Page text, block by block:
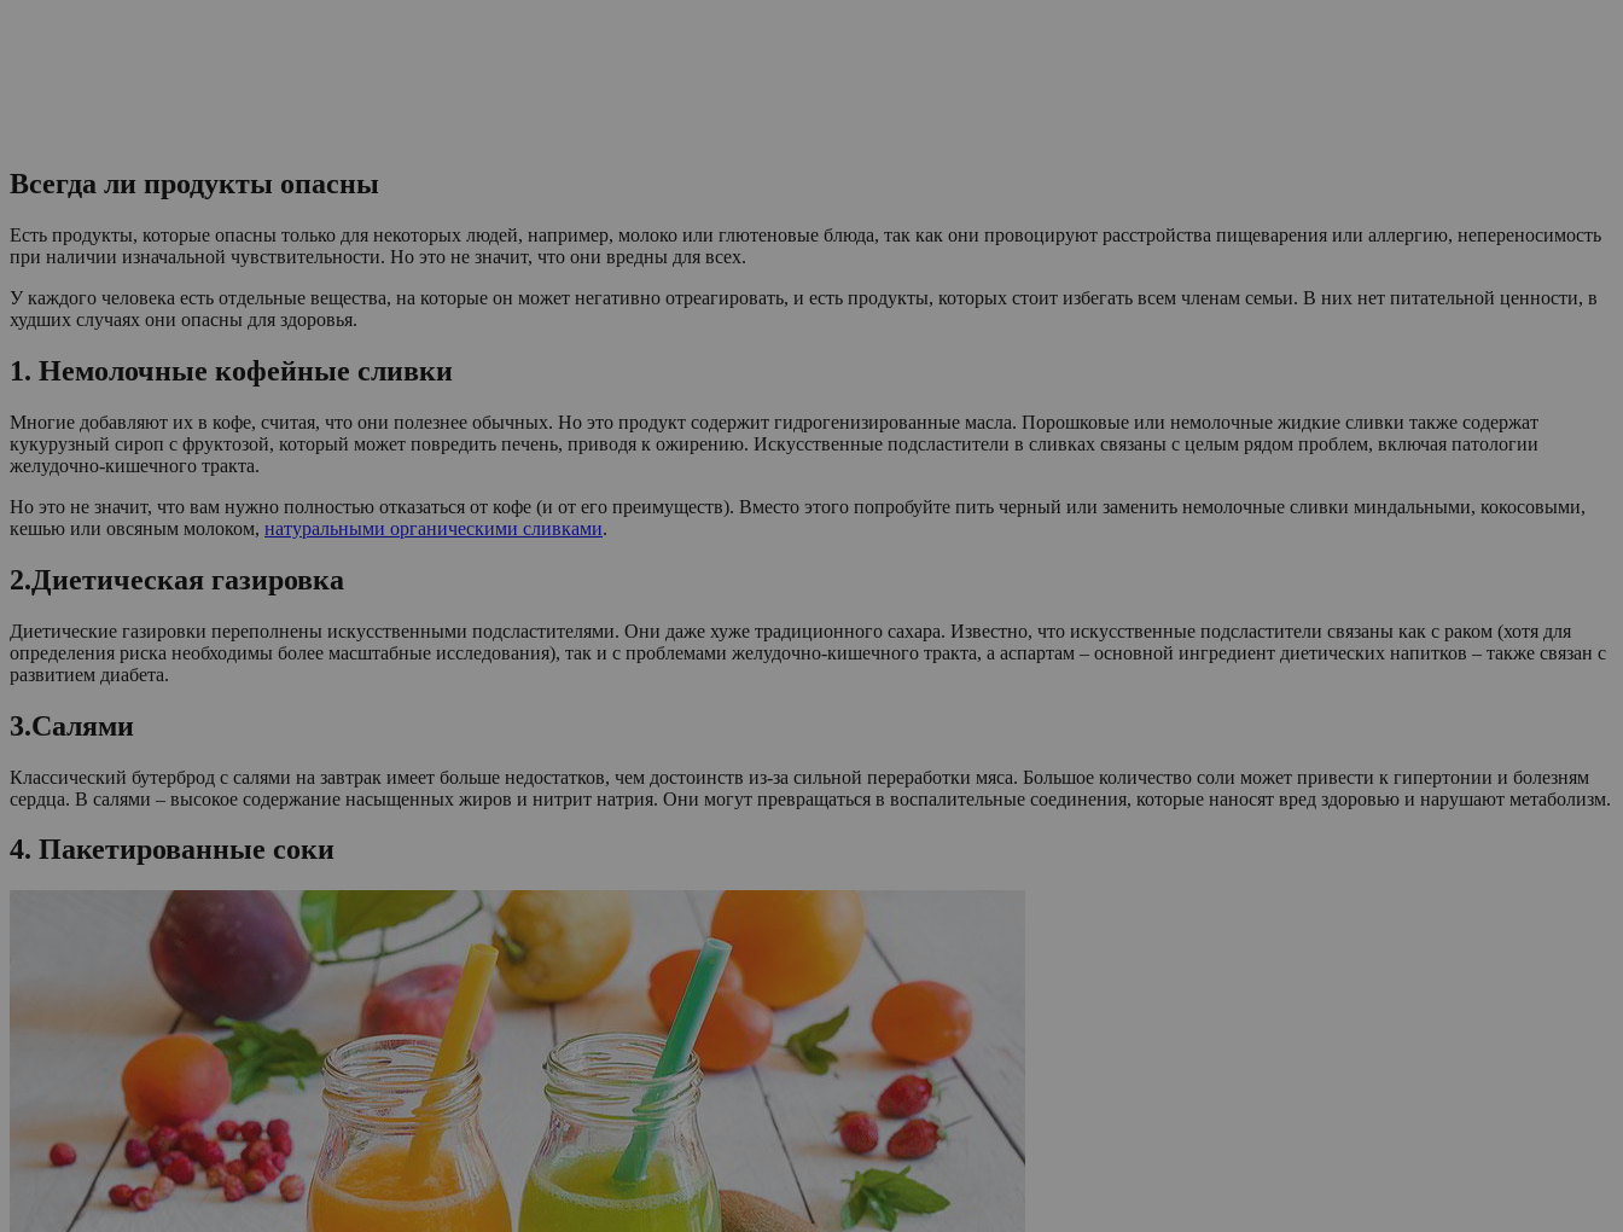
Всегда ли продукты опасны
Есть продукты, которые опасны только для некоторых людей, например, молоко или глютеновые блюда, так как они провоцируют расстройства пищеварения или аллергию, непереносимость
при наличии изначальной чувствительности. Но это не значит, что они вредны для всех.
У каждого человека есть отдельные вещества, на которые он может негативно отреагировать, и есть продукты, которых стоит избегать всем членам семьи. В них нет питательной ценности, в
худших случаях они опасны для здоровья.
1. Немолочные кофейные сливки
Многие добавляют их в кофе, считая, что они полезнее обычных. Но это продукт содержит гидрогенизированные масла. Порошковые или немолочные жидкие сливки также содержат
кукурузный сироп с фруктозой, который может повредить печень, приводя к ожирению. Искусственные подсластители в сливках связаны с целым рядом проблем, включая патологии
желудочно-кишечного тракта.
Но это не значит, что вам нужно полностью отказаться от кофе (и от его преимуществ). Вместо этого попробуйте пить черный или заменить немолочные сливки миндальными, кокосовыми,
кешью или овсяным молоком, натуральными органическими сливками.
2.Диетическая газировка
Диетические газировки переполнены искусственными подсластителями. Они даже хуже традиционного сахара. Известно, что искусственные подсластители связаны как с раком (хотя для
определения риска необходимы более масштабные исследования), так и с проблемами желудочно-кишечного тракта, а аспартам – основной ингредиент диетических напитков – также связан с
развитием диабета.
3.Салями
Классический бутерброд с салями на завтрак имеет больше недостатков, чем достоинств из-за сильной переработки мяса. Большое количество соли может привести к гипертонии и болезням
сердца. В салями – высокое содержание насыщенных жиров и нитрит натрия. Они могут превращаться в воспалительные соединения, которые наносят вред здоровью и нарушают метаболизм.
4. Пакетированные соки